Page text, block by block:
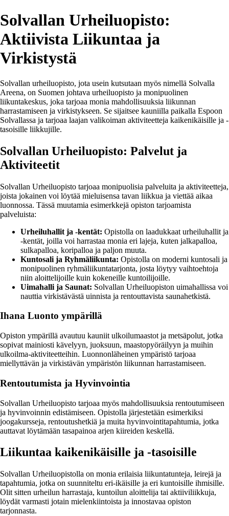
Solvallan Urheiluopisto:
Aktiivista Liikuntaa ja
Virkistystä
Solvallan urheiluopisto, jota usein kutsutaan myös nimellä Solvalla
Areena, on Suomen johtava urheiluopisto ja monipuolinen
liikuntakeskus, joka tarjoaa monia mahdollisuuksia liikunnan
harrastamiseen ja virkistykseen. Se sijaitsee kauniilla paikalla Espoon
Solvallassa ja tarjoaa laajan valikoiman aktiviteetteja kaikenikäisille ja -
tasoisille liikkujille.
Solvallan Urheiluopisto: Palvelut ja
Aktiviteetit
Solvallan Urheiluopisto tarjoaa monipuolisia palveluita ja aktiviteetteja,
joista jokainen voi löytää mieluisensa tavan liikkua ja viettää aikaa
luonnossa. Tässä muutamia esimerkkejä opiston tarjoamista
palveluista:
Urheiluhallit ja -kentät: Opistolla on laadukkaat urheiluhallit ja
-kentät, joilla voi harrastaa monia eri lajeja, kuten jalkapalloa,
sulkapalloa, koripalloa ja paljon muuta.
Kuntosali ja Ryhmäliikunta: Opistolla on moderni kuntosali ja
monipuolinen ryhmäliikuntatarjonta, josta löytyy vaihtoehtoja
niin aloittelijoille kuin kokeneille kuntoilijoille.
Uimahalli ja Saunat: Solvallan Urheiluopiston uimahallissa voi
nauttia virkistävästä uinnista ja rentouttavista saunahetkistä.
Ihana Luonto ympärillä
Opiston ympärillä avautuu kauniit ulkoilumaastot ja metsäpolut, jotka
sopivat mainiosti kävelyyn, juoksuun, maastopyöräilyyn ja muihin
ulkoilma-aktiviteetteihin. Luonnonläheinen ympäristö tarjoaa
miellyttävän ja virkistävän ympäristön liikunnan harrastamiseen.
Rentoutumista ja Hyvinvointia
Solvallan Urheiluopisto tarjoaa myös mahdollisuuksia rentoutumiseen
ja hyvinvoinnin edistämiseen. Opistolla järjestetään esimerkiksi
joogakursseja, rentoutushetkiä ja muita hyvinvointitapahtumia, jotka
auttavat löytämään tasapainoa arjen kiireiden keskellä.
Liikuntaa kaikenikäisille ja -tasoisille
Solvallan Urheiluopistolla on monia erilaisia liikuntatunteja, leirejä ja
tapahtumia, jotka on suunniteltu eri-ikäisille ja eri kuntoisille ihmisille.
Olit sitten urheilun harrastaja, kuntoilun aloittelija tai aktiiviliikkuja,
löydät varmasti jotain mielenkiintoista ja innostavaa opiston
tarjonnasta.